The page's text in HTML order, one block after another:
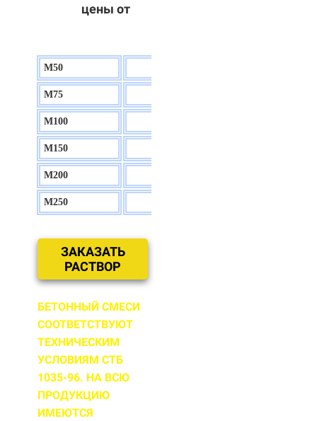
цены от
М50
М75
М100
М150
М200
М250
ЗАКАЗАТЬ
РАСТВОР
БЕТОННЫЙ СМЕСИ
СООТВЕТСТВУЮТ
ТЕХНИЧЕСКИМ
УСЛОВИЯМ СТБ
1035-96. НА ВСЮ
ПРОДУКЦИЮ
ИМЕЮТСЯ